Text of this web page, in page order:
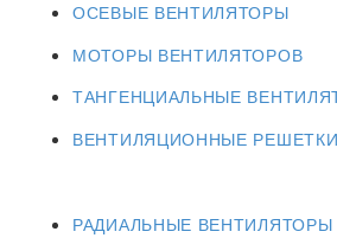
ОСЕВЫЕ ВЕНТИЛЯТОРЫ
МОТОРЫ ВЕНТИЛЯТОРОВ
ТАНГЕНЦИАЛЬНЫЕ
ВЕНТИЛЯЦИОННЫЕ РЕШЕТКИ
РАДИАЛЬНЫЕ ВЕНТИЛЯТОРЫ